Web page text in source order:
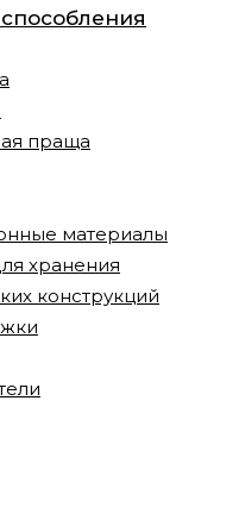
праща
материалы
хранения
конструкций